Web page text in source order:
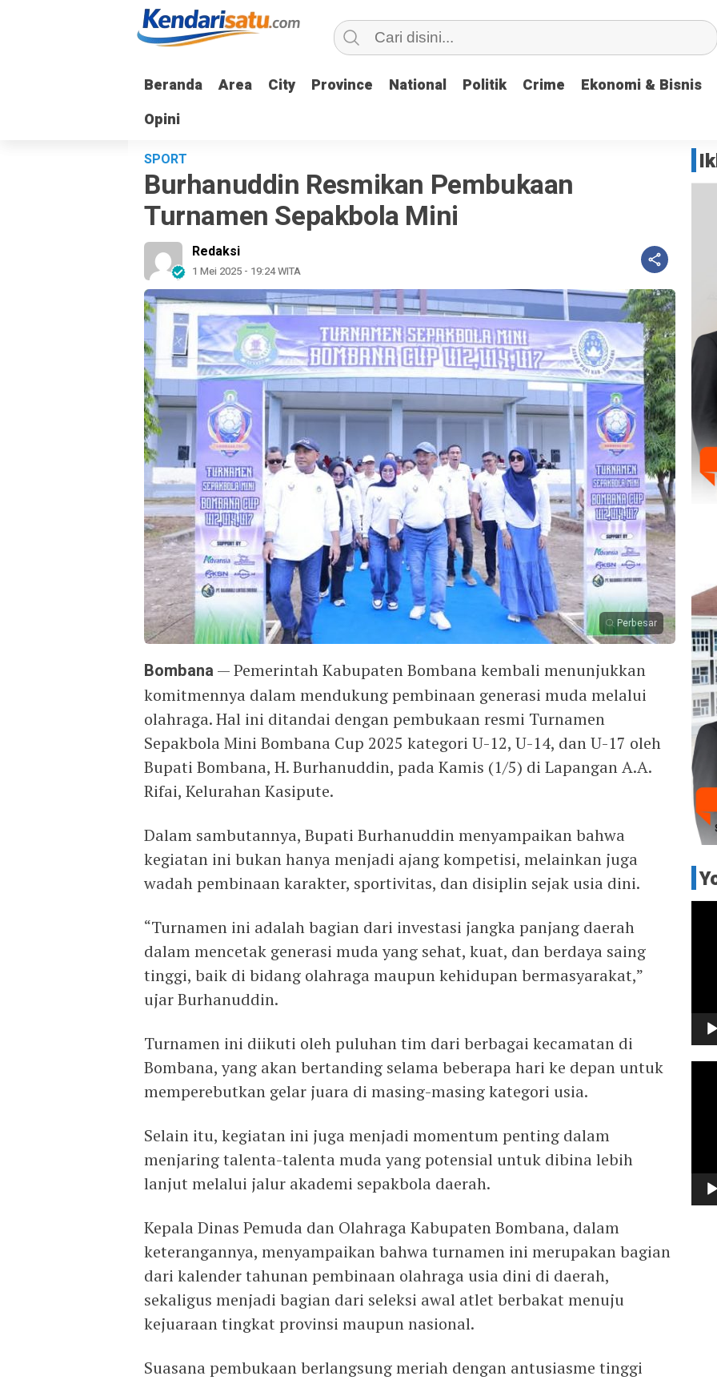
Beranda Area City Province National Politik Crime Ekonomi & Bisnis
Opini
Beranda Area City Province National Politik Crime Ekonomi & Bisnis
Opini
SPORT
Burhanuddin Resmikan Pembukaan
Turnamen Sepakbola Mini
Redaksi
1 Mei 2025 - 19:24 WITA
Perbesar
Bombana — Pemerintah Kabupaten Bombana kembali menunjukkan
komitmennya dalam mendukung pembinaan generasi muda melalui
olahraga. Hal ini ditandai dengan pembukaan resmi Turnamen
Sepakbola Mini Bombana Cup 2025 kategori U-12, U-14, dan U-17 oleh
Bupati Bombana, H. Burhanuddin, pada Kamis (1/5) di Lapangan A.A.
Rifai, Kelurahan Kasipute.
Dalam sambutannya, Bupati Burhanuddin menyampaikan bahwa
kegiatan ini bukan hanya menjadi ajang kompetisi, melainkan juga
wadah pembinaan karakter, sportivitas, dan disiplin sejak usia dini.
“Turnamen ini adalah bagian dari investasi jangka panjang daerah
dalam mencetak generasi muda yang sehat, kuat, dan berdaya saing
tinggi, baik di bidang olahraga maupun kehidupan bermasyarakat,”
ujar Burhanuddin.
Turnamen ini diikuti oleh puluhan tim dari berbagai kecamatan di
Bombana, yang akan bertanding selama beberapa hari ke depan untuk
memperebutkan gelar juara di masing-masing kategori usia.
Selain itu, kegiatan ini juga menjadi momentum penting dalam
menjaring talenta-talenta muda yang potensial untuk dibina lebih
lanjut melalui jalur akademi sepakbola daerah.
Kepala Dinas Pemuda dan Olahraga Kabupaten Bombana, dalam
keterangannya, menyampaikan bahwa turnamen ini merupakan bagian
dari kalender tahunan pembinaan olahraga usia dini di daerah,
sekaligus menjadi bagian dari seleksi awal atlet berbakat menuju
kejuaraan tingkat provinsi maupun nasional.
Suasana pembukaan berlangsung meriah dengan antusiasme tinggi